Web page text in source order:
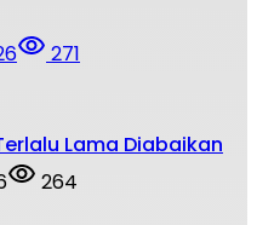
271
Lama Diabaikan
264